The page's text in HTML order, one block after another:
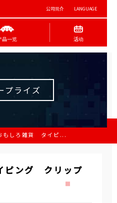
公司简介 LANGUAGE
品一览 活动
プライズ
もしろ雑貨 タイピ...
ピング クリップ